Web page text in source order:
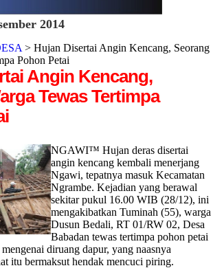
2014
> Hujan Disertai Angin Kencang, Seorang
Pohon Petai
Angin Kencang,
Tewas Tertimpa
NGAWI™ Hujan deras disertai
angin kencang kembali menerjang
Ngawi, tepatnya masuk Kecamatan
Ngrambe. Kejadian yang berawal
sekitar pukul 16.00 WIB (28/12), ini
mengakibatkan Tuminah (55), warga
Dusun Bedali, RT 01/RW 02, Desa
Babadan tewas tertimpa pohon petai
diruang dapur, yang naasnya
itu bermaksut hendak mencuci piring.